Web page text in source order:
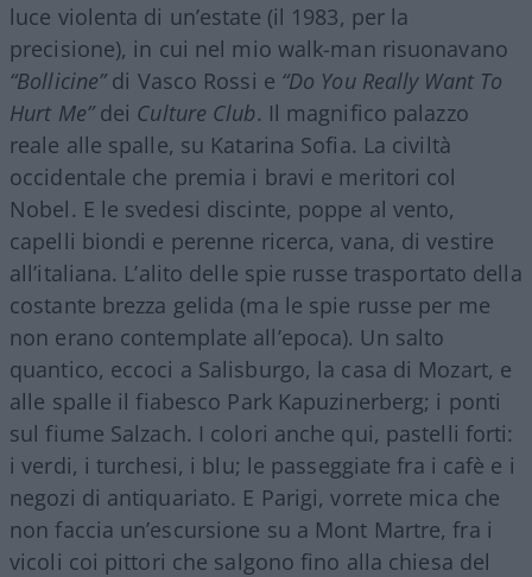
luce violenta di un’estate (il 1983, per la
precisione), in cui nel mio walk-man risuonavano
“Bollicine”di Vasco Rossi e “Do You Really Want To
Hurt Me”dei Culture Club. Il magnifico palazzo
reale alle spalle, su Katarina Sofia. La civiltà
occidentale che premia i bravi e meritori col
Nobel. E le svedesi discinte, poppe al vento,
capelli biondi e perenne ricerca, vana, di vestire
all’italiana. L’alito delle spie russe trasportato della
costante brezza gelida (ma le spie russe per me
non erano contemplate all’epoca). Un salto
quantico, eccoci a Salisburgo, la casa di Mozart, e
alle spalle il fiabesco Park Kapuzinerberg; i ponti
sul fiume Salzach. I colori anche qui, pastelli forti:
i verdi, i turchesi, i blu; le passeggiate fra i cafè e i
negozi di antiquariato. E Parigi, vorrete mica che
non faccia un’escursione su a Mont Martre, fra i
vicoli coi pittori che salgono fino alla chiesa del